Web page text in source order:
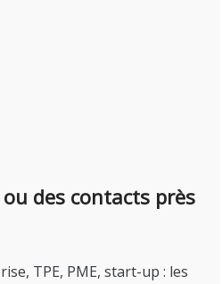
ou des contacts près
TPE, PME, start-up : les